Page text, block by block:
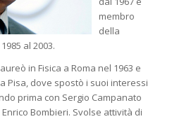
membro
della
al 2003.
in Fisica a Roma nel 1963 e
Pisa, dove spostò i suoi interessi
prima con Sergio Campanato
Bombieri. Svolse attività di